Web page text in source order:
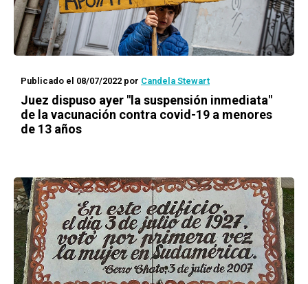
Publicado el 08/07/2022 por Candela Stewart
Juez dispuso ayer "la suspensión inmediata"
de la vacunación contra covid-19 a menores
de 13 años